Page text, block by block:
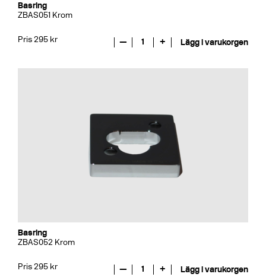
Basring
ZBAS051 Krom
Pris 295 kr — 1 + Lägg i varukorgen
Basring
ZBAS052 Krom
Pris 295 kr — 1 + Lägg i varukorgen